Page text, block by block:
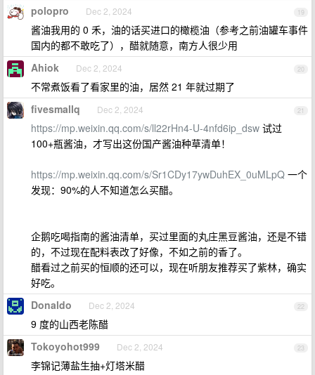
19
polopro Dec 2, 2024
酱油我用的 0 禾，油的话买进口的橄榄油（参考之前油罐车事件
国内的都不敢吃了），醋就随意，南方人很少用
20
Ahiok Dec 2, 2024
不常煮饭看了看家里的油，居然 21 年就过期了
21
fivesmallq Dec 2, 2024
https://mp.weixin.qq.com/s/ll22rHn4-U-4nfd6ip_dsw 试过
100+瓶酱油，才写出这份国产酱油种草清单！
https://mp.weixin.qq.com/s/Sr1CDy17ywDuhEX_0uMLpQ 一个
发现：90%的人不知道怎么买醋。
企鹅吃喝指南的酱油清单，买过里面的丸庄黑豆酱油，还是不错
的，不过现在配料表改了好像，不如之前的香了。
醋看过之前买的恒顺的还可以，现在听朋友推荐买了紫林，确实
好吃。
22
Donaldo Dec 2, 2024
9 度的山西老陈醋
23
Tokoyohot999 Dec 2, 2024
李锦记薄盐生抽+灯塔米醋